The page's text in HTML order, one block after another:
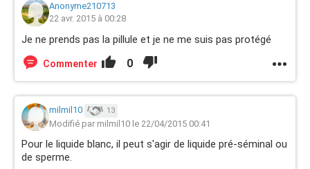
Anonyme210713
22 avr. 2015 à 00:28
Je ne prends pas la pillule et je ne me suis pas protégé
Commenter 0
milmil10 13
Modifié par milmil10 le 22/04/2015 00:41
Pour le liquide blanc, il peut s'agir de liquide pré-séminal ou
de sperme.